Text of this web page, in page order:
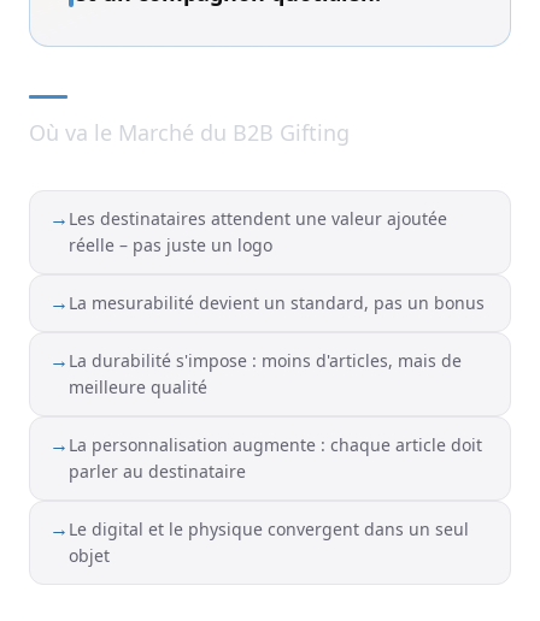
Où va le Marché du B2B Gifting
→ Les destinataires attendent une valeur ajoutée
réelle – pas juste un logo
→ La mesurabilité devient un standard, pas un bonus
→ La durabilité s'impose : moins d'articles, mais de
meilleure qualité
→ La personnalisation augmente : chaque article doit
parler au destinataire
→ Le digital et le physique convergent dans un seul
objet